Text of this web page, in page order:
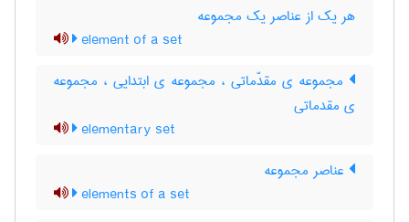
هر یک از عناصر یک مجموعه
element of a set
مجموعه ی مقدّماتی ، مجموعه ی ابتدایی ، مجموعه
ی مقدماتی
elementary set
عناصر مجموعه
elements of a set